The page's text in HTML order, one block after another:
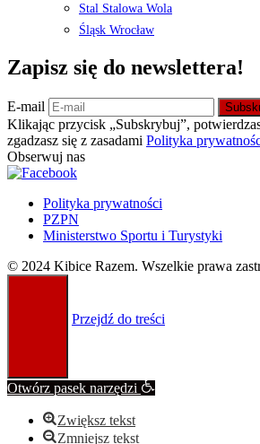
Stal Stalowa Wola
Śląsk Wrocław
Zapisz się do newslettera!
E-mail
Klikając przycisk „Subskrybuj”,
zgadzasz się z zasadami Polityka
Obserwuj nas
Polityka prywatności
PZPN
Ministerstwo Sportu i Turystyki
© 2024 Kibice Razem. Wszelkie prawa
Przejdź do treści
Otwórz pasek narzędzi
Zwiększ tekst
Zmniejsz tekst